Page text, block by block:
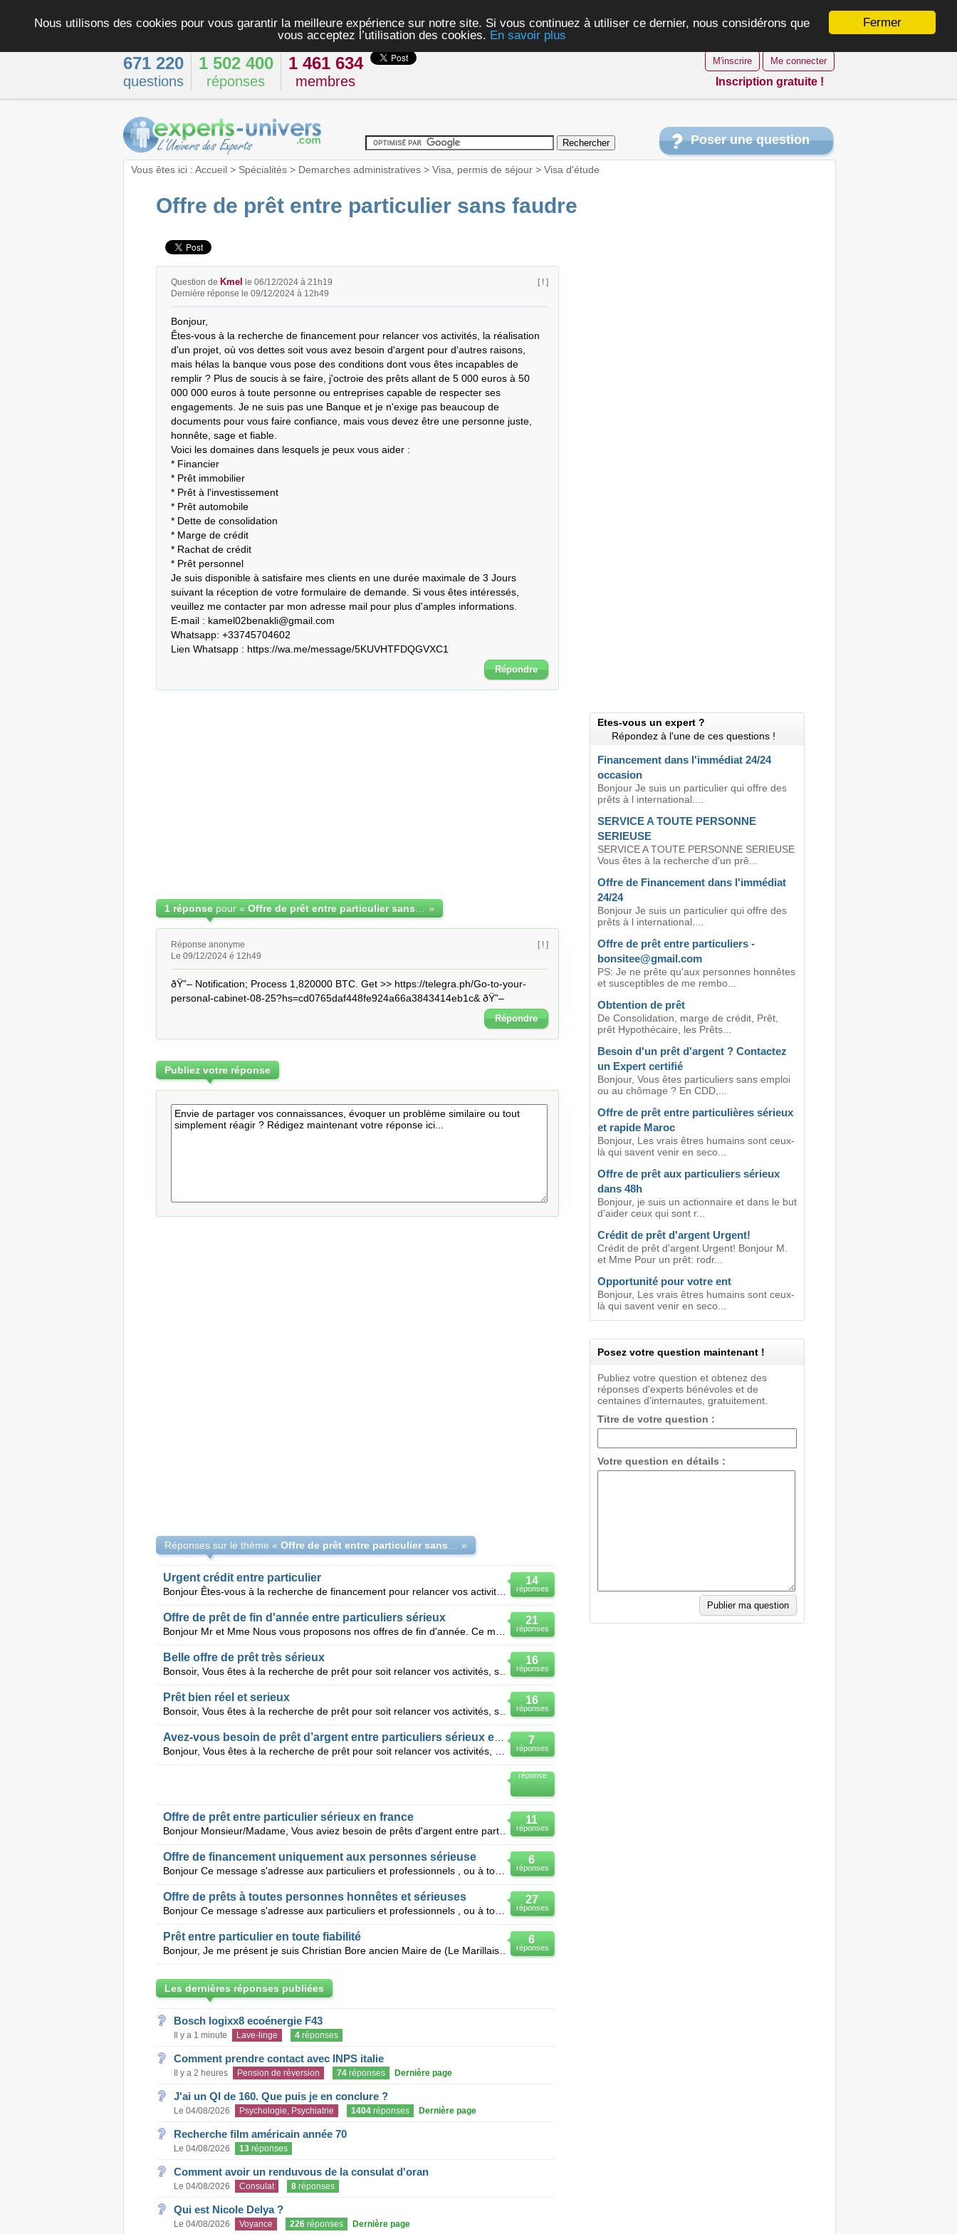
Fermer
Nous utilisons des cookies pour vous garantir la meilleure expérience sur notre site. Si vous continuez à utiliser ce dernier, nous considérons que
vous acceptez l’utilisation des cookies. En savoir plus
671 220
questions
1 502 400
réponses
1 461 634
membres
M'inscrire Me connecter
Inscription gratuite !
Poser une question
Vous êtes ici : Accueil> Spécialités> Demarches administratives> Visa, permis de séjour> Visa d'étude
Offre de prêt entre particulier sans faudre
Question de Kmel
le 06/12/2024 à 21h19
Dernière réponse le 09/12/2024 à 12h49
[ ! ]
Bonjour,
Êtes-vous à la recherche de financement pour relancer vos activités, la réalisation
d'un projet, où vos dettes soit vous avez besoin d'argent pour d'autres raisons,
mais hélas la banque vous pose des conditions dont vous êtes incapables de
remplir ? Plus de soucis à se faire, j'octroie des prêts allant de 5 000 euros à 50
000 000 euros à toute personne ou entreprises capable de respecter ses
engagements. Je ne suis pas une Banque et je n'exige pas beaucoup de
documents pour vous faire confiance, mais vous devez être une personne juste,
honnête, sage et fiable.
Voici les domaines dans lesquels je peux vous aider :
* Financier
* Prêt immobilier
* Prêt à l'investissement
* Prêt automobile
* Dette de consolidation
* Marge de crédit
* Rachat de crédit
* Prêt personnel
Je suis disponible à satisfaire mes clients en une durée maximale de 3 Jours
suivant la réception de votre formulaire de demande. Si vous êtes intéressés,
veuillez me contacter par mon adresse mail pour plus d'amples informations.
E-mail : kamel02benakli@gmail.com
Whatsapp: +33745704602
Lien Whatsapp : https://wa.me/message/5KUVHTFDQGVXC1
Répondre
1 réponse pour « »
Réponse anonyme
Le 09/12/2024 é 12h49
[ ! ]
ðŸ”– Notification; Process 1,820000 BTC. Get >> https://telegra.ph/Go-to-your-
personal-cabinet-08-25?hs=cd0765daf448fe924a66a3843414eb1c& ðŸ”–
Répondre
Publiez votre réponse
Réponses sur le thème « »
14
réponses
Urgent crédit entre particulier
Bonjour Êtes-vous à la recherche de financement pour relancer vos activités, la réalisation d'un pro
21
réponses
Offre de prêt de fin d'année entre particuliers sérieux
16
réponses
Belle offre de prêt très sérieux
Bonsoir, Vous êtes à la recherche de prêt pour soit relancer vos activités, soit pour la réalisat
16
réponses
Prêt bien réel et serieux
Bonsoir, Vous êtes à la recherche de prêt pour soit relancer vos activités, soit pour la réalisat
7
réponses
Avez-vous besoin de prêt d’argent entre particuliers sérieux en France
réponse
11
réponses
Offre de prêt entre particulier sérieux en france
Bonjour Monsieur/Madame, Vous aviez besoin de prêts d'argent entre particuliers pour faire face
6
réponses
Offre de financement uniquement aux personnes sérieuse
Bonjour Ce message s'adresse aux particuliers et professionnels , ou à tous ceux qui sont dans le b
27
réponses
Offre de prêts à toutes personnes honnêtes et sérieuses
Bonjour Ce message s'adresse aux particuliers et professionnels , ou à tous ceux qui sont dans le b
6
réponses
Prêt entre particulier en toute fiabilité
Bonjour, Je me présent je suis Christian Bore ancien Maire de (Le Marillais) située dans le nord-
Les dernières réponses publiées
Bosch logixx8 ecoénergie F43
Il y a 1 minute Lave-linge 4réponses
Comment prendre contact avec INPS italie
Il y a 2 heures Pension de réversion 74réponses Dernière page
J'ai un QI de 160. Que puis je en conclure ?
Le 04/08/2026 Psychologie, Psychiatrie 1404réponses Dernière page
Recherche film américain année 70
Le 04/08/2026 13réponses
Comment avoir un renduvous de la consulat d'oran
Le 04/08/2026 Consulat 8réponses
Qui est Nicole Delya ?
Le 04/08/2026 Voyance 226réponses Dernière page
Etes-vous un expert ?
Répondez à l'une de ces questions !
Financement dans l'immédiat 24/24
occasion
Bonjour Je suis un particulier qui offre des
prêts à l international....
SERVICE A TOUTE PERSONNE
SERIEUSE
SERVICE A TOUTE PERSONNE SERIEUSE
Vous êtes à la recherche d'un prê...
Offre de Financement dans l'immédiat
24/24
Bonjour Je suis un particulier qui offre des
prêts à l international....
Offre de prêt entre particuliers -
bonsitee@gmail.com
PS: Je ne prête qu'aux personnes honnêtes
et susceptibles de me rembo...
Obtention de prêt
De Consolidation, marge de crédit, Prêt,
prêt Hypothécaire, les Prêts...
Besoin d'un prêt d'argent ? Contactez
un Expert certifié
Bonjour, Vous êtes particuliers sans emploi
ou au chômage ? En CDD,...
Offre de prêt entre particulières sérieux
et rapide Maroc
Bonjour, Les vrais êtres humains sont ceux-
là qui savent venir en seco...
Offre de prêt aux particuliers sérieux
dans 48h
Bonjour, je suis un actionnaire et dans le but
d'aider ceux qui sont r...
Crédit de prêt d'argent Urgent!
Crédit de prêt d'argent Urgent! Bonjour M.
et Mme Pour un prêt: rodr...
Opportunité pour votre ent
Bonjour, Les vrais êtres humains sont ceux-
là qui savent venir en seco...
Posez votre question maintenant !
Publiez votre question et obtenez des
réponses d'experts bénévoles et de
centaines d'internautes, gratuitement.
Titre de votre question :
Votre question en détails :